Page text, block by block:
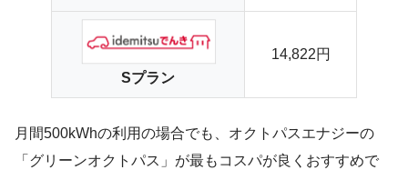
Sプラン
14,822円
月間500kWhの利用の場合でも、オクトパスエナジーの
「グリーンオクトパス」が最もコスパが良くおすすめで